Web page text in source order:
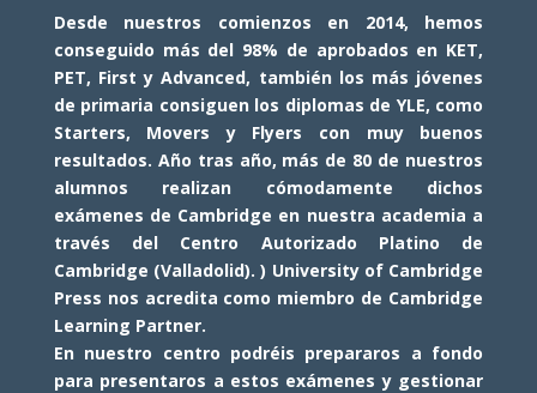
Desde nuestros comienzos en 2014, hemos
conseguido más del 98% de aprobados en KET,
PET, First y Advanced, también los más jóvenes
de primaria consiguen los diplomas de YLE, como
Starters, Movers y Flyers con muy buenos
resultados. Año tras año, más de 80 de nuestros
alumnos realizan cómodamente dichos
exámenes de Cambridge en nuestra academia a
través del Centro Autorizado Platino de
Cambridge (Valladolid). ) University of Cambridge
Press nos acredita como miembro de Cambridge
Learning Partner.
En nuestro centro podréis prepararos a fondo
para presentaros a estos exámenes y gestionar